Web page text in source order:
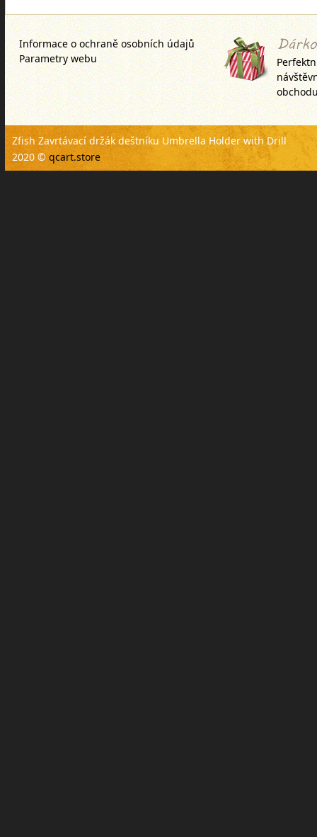
Informace o ochraně osobních údajů
Parametry webu
Zfish Zavrtávací držák deštníku Umbrella Holder with Drill
2020 © qcart.store